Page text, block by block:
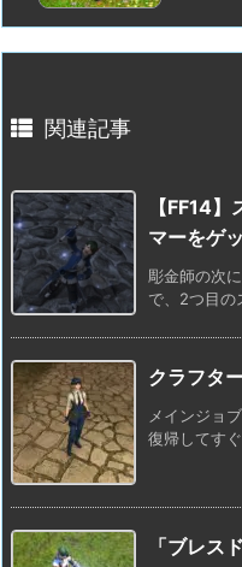
関連記事
【FF14
マーをゲ
彫金師の次
で、2つ目の
クラフタ
メインジョ
復帰してす
「ブレス